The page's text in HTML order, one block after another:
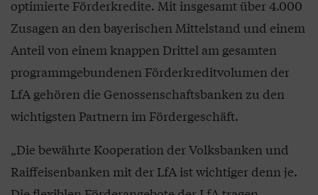
optimierte Förderkredite. Mit insgesamt über 4.000
Zusagen an den bayerischen Mittelstand und einem
Anteil von einem knappen Drittel am gesamten
programmgebundenen Förderkreditvolumen der
LfA gehören die Genossenschaftsbanken zu den
wichtigsten Partnern im Fördergeschäft.
„Die bewährte Kooperation der Volksbanken und
Raiffeisenbanken mit der LfA ist wichtiger denn je.